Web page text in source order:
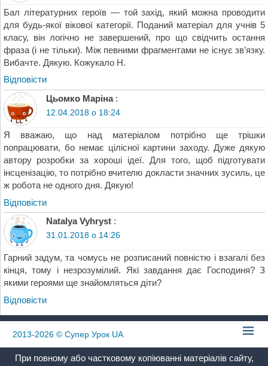
Бал літературних героїв — той захід, який можна проводити
для будь-якої вікової категорії. Поданий матеріал для учнів 5
класу, він логічно не завершений, про що свідчить остання
фраза (і не тільки). Між певними фрагментами не існує зв’язку.
Вибачте. Дякую. Кожукало Н.
Відповіcти
Цьомко Маріна :
12.04.2018 о 18:24
Я вважаю, що над матеріалом потрібно ще трішки
попрацювати, бо немає цілісної картини заходу. Дуже дякую
автору розробки за хороші ідеї. Для того, щоб підготувати
інсценізацію, то потрібно вчителю докласти значних зусиль, це
ж робота не одного дня. Дякую!
Відповіcти
Natalya Vyhryst :
31.01.2018 о 14:26
Гарний задум, та чомусь не розписаний повністю і взагалі без
кінця, тому і незрозумілий. Які завдання дає Господиня? З
якими героями ще знайомляться діти?
Відповіcти
2013-2026 © Супер Урок UA
При повному або частковому копіюванні матеріалів сайту,